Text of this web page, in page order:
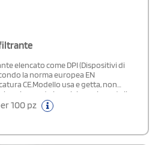
elencato come DPI (Dispositivi di
la norma europea EN
CE.Modello usa e getta, non
in polybag e in scatolina
mascherina inclusa in
IVA AGEVOLATA AL 5%*Per usufruire
l'ordine solo di questo articolo.Per
articoli oltre questo prodotto,
100 pz